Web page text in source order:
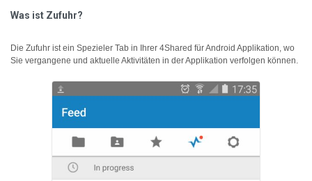
Was ist Zufuhr?
Die Zufuhr ist ein Spezieler Tab in Ihrer 4Shared für Android Applikation, wo
Sie vergangene und aktuelle Aktivitäten in der Applikation verfolgen können.